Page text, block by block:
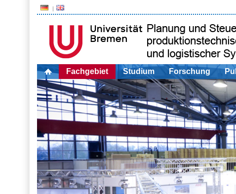
Fachgebiet Studium Forschung